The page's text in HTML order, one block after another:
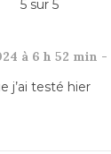
5 sur 5
à 6 h 52 min -
j’ai testé hier